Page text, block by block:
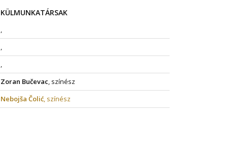
KÜLMUNKATÁRSAK
,
,
,
Zoran Bučevac, színész
Nebojša Čolić, színész